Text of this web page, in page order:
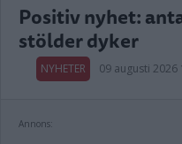
Positiv nyhet:
stölder dyker
NYHETER 09 augusti 2026
Annons: